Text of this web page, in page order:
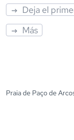
Deja el
Más
Praia de Paço de